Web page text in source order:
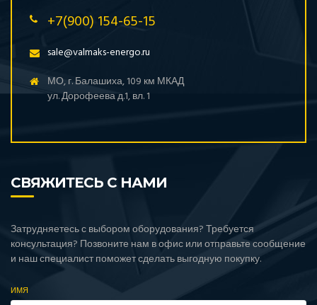
+7(900) 154-65-15
sale@valmaks-energo.ru
МО, г. Балашиха, 109 км МКАД
ул. Дорофеева д.1, вл. 1
СВЯЖИТЕСЬ С НАМИ
Затрудняетесь с выбором оборудования? Требуется
консультация? Позвоните нам в офис или отправьте сообщение
и наш специалист поможет сделать выгодную покупку.
ИМЯ